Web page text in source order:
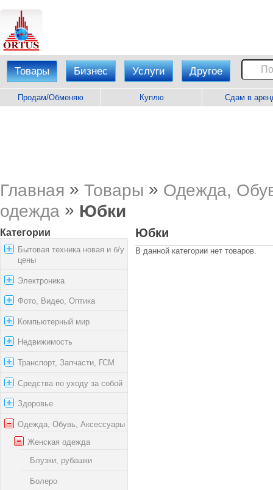
Товары Бизнес Услуги Другое
Продам/Обменяю Куплю Сдам в
Главная » Товары » Одежда,
одежда » Юбки
Категории
Бытовая техника новая и б/у
цены
Электроника
Фото, Видео, Оптика
Компьютерный мир
Недвижимость
Транспорт, Запчасти, ГСМ
Средства по уходу за собой
Здоровье
Одежда, Обувь, Аксессуары
Женская одежда
Блузки, рубашки
Болеро
Юбки
В данной категории нет товаров.